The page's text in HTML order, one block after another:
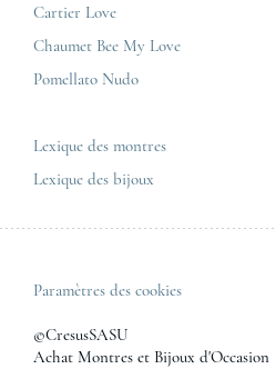
Nous contacter
Zénith
Tous les modèles de luxe
Cartier Love
Chaumet Bee My Love
Pomellato Nudo
Lexique des montres
Lexique des bijoux
Paramètres des cookies
©CresusSASU
Achat Montres et Bijoux d'Occasion